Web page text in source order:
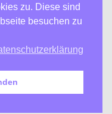
zu. Diese sind
besuchen zu